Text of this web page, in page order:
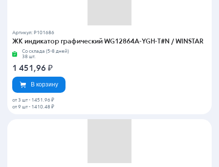
Артикул: P101686
ЖК индикатор графический WG12864A-YGH-T#N / WINSTAR
Со склада (5-8 дней)
38 шт.
1 451,96 ₽
В корзину
от 3 шт - 1451.96 ₽
от 9 шт - 1410.48 ₽